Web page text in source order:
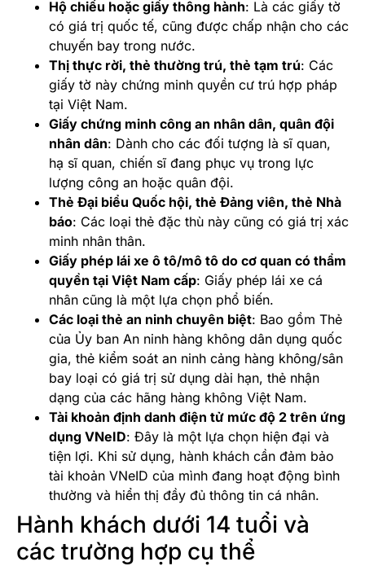
Hộ chiếu hoặc giấy thông hành: Là các giấy tờ
có giá trị quốc tế, cũng được chấp nhận cho các
chuyến bay trong nước.
Thị thực rời, thẻ thường trú, thẻ tạm trú: Các
giấy tờ này chứng minh quyền cư trú hợp pháp
tại Việt Nam.
Giấy chứng minh công an nhân dân, quân đội
nhân dân: Dành cho các đối tượng là sĩ quan,
hạ sĩ quan, chiến sĩ đang phục vụ trong lực
lượng công an hoặc quân đội.
Thẻ Đại biểu Quốc hội, thẻ Đảng viên, thẻ Nhà
báo: Các loại thẻ đặc thù này cũng có giá trị xác
minh nhân thân.
Giấy phép lái xe ô tô/mô tô do cơ quan có thẩm
quyền tại Việt Nam cấp: Giấy phép lái xe cá
nhân cũng là một lựa chọn phổ biến.
Các loại thẻ an ninh chuyên biệt: Bao gồm Thẻ
của Ủy ban An ninh hàng không dân dụng quốc
gia, thẻ kiểm soát an ninh cảng hàng không/sân
bay loại có giá trị sử dụng dài hạn, thẻ nhận
dạng của các hãng hàng không Việt Nam.
Tài khoản định danh điện tử mức độ 2 trên ứng
dụng VNeID: Đây là một lựa chọn hiện đại và
tiện lợi. Khi sử dụng, hành khách cần đảm bảo
tài khoản VNeID của mình đang hoạt động bình
thường và hiển thị đầy đủ thông tin cá nhân.
Hành khách dưới 14 tuổi và
các trường hợp cụ thể